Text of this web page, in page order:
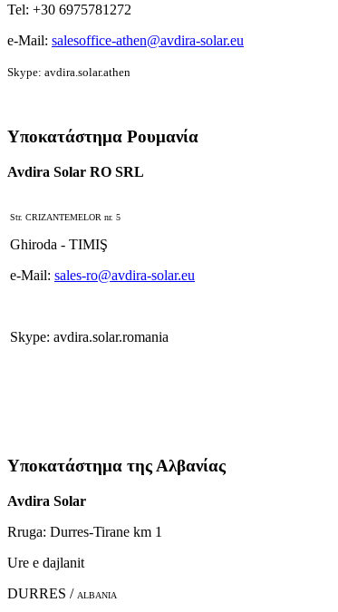
Tel: +30 6975781272
e-Mail: salesoffice-athen@avdira-solar.eu
Skype: avdira.solar.athen
Υποκατάστημα Ρουμανία
Avdira Solar RO SRL
Str. CRIZANTEMELOR nr. 5
Ghiroda - TIMIŞ
e-Mail: sales-ro@avdira-solar.eu
Skype: avdira.solar.romania
Υποκατάστημα της Αλβανίας
Avdira Solar
Rruga: Durres-Tirane km 1
Ure e dajlanit
DURRES / ALBANIA